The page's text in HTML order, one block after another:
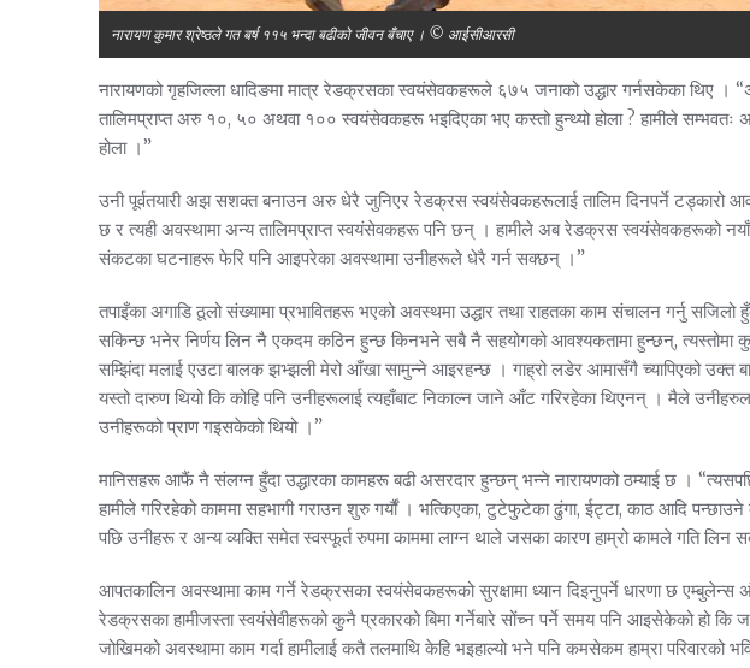
नारायण कुमार श्रेष्ठले गत बर्ष ११५ भन्दा बढीको जीवन बँचाए । © आईसीआरसी
नारायणको गृहजिल्ला धादिङमा मात्र रेडक्रसका स्वयंसेवकहरूले ६७५ जनाको उद्धार गर्नसकेका थिए ।
तालिमप्राप्त अरु १०, ५० अथवा १०० स्वयंसेवकहरू भइदिएका भए कस्तो हुन्थ्यो होला ? हामीले सम्भवतः
होला ।”
उनी पूर्वतयारी अझ सशक्त बनाउन अरु धेरै जुनिएर रेडक्रस स्वयंसेवकहरूलाई तालिम दिनपर्ने टड्कारो
छ र त्यही अवस्थामा अन्य तालिमप्राप्त स्वयंसेवकहरू पनि छन् । हामीले अब रेडक्रस स्वयंसेवकहरूको नयाँ
संकटका घटनाहरू फेरि पनि आइपरेका अवस्थामा उनीहरूले धेरै गर्न सक्छन् ।”
तपाइँका अगाडि ठूलो संख्यामा प्रभावितहरू भएको अवस्थमा उद्धार तथा राहतका काम संचालन गर्नु
सकिन्छ भनेर निर्णय लिन नै एकदम कठिन हुन्छ किनभने सबै नै सहयोगको आवश्यकतामा हुन्छन्, त्यस्तोमा
सम्झिंदा मलाई एउटा बालक झभ्झली मेरो आँखा सामुन्ने आइरहन्छ । गाह्रो लडेर आमासँगै च्यापिएको उक्त
यस्तो दारुण थियो कि कोहि पनि उनीहरूलाई त्यहाँबाट निकाल्न जाने आँट गरिरहेका थिएनन् । मैले
उनीहरूको प्राण गइसकेको थियो ।”
मानिसहरू आफैं नै संलग्न हुँदा उद्धारका कामहरू बढी असरदार हुन्छन् भन्ने नारायणको ठम्याई छ ।
हामीले गरिरहेको काममा सहभागी गराउन शुरु गर्यौं । भत्किएका, टुटेफुटेका ढुंगा, ईट्टा, काठ आदि
पछि उनीहरू र अन्य व्यक्ति समेत स्वस्फूर्त रुपमा काममा लाग्न थाले जसका कारण हाम्रो कामले गति लिन
आपतकालिन अवस्थामा काम गर्ने रेडक्रसका स्वयंसेवकहरूको सुरक्षामा ध्यान दिइनुपर्ने धारणा छ
रेडक्रसका हामीजस्ता स्वयंसेवीहरूको कुनै प्रकारको बिमा गर्नेबारे सोंच्न पर्ने समय पनि आइसेकेको हो कि
जोखिमको अवस्थामा काम गर्दा हामीलाई कतै तलमाथि केहि भइहाल्यो भने पनि कमसेकम हाम्रा परिवारको